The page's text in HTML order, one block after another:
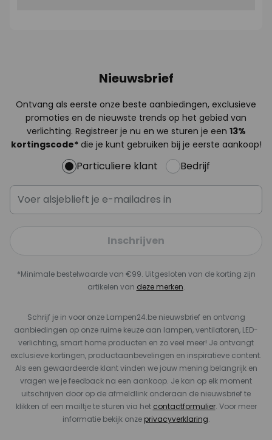
Nieuwsbrief
Ontvang als eerste onze beste aanbiedingen, exclusieve
promoties en de nieuwste trends op het gebied van
verlichting. Registreer je nu en we sturen je een 13%
kortingscode*die je kunt gebruiken bij je eerste aankoop!
Particuliere klant Bedrijf
Inschrijven
*Minimale bestelwaarde van €99. Uitgesloten van de korting zijn
artikelen van deze merken.
Schrijf je in voor onze Lampen24.be nieuwsbrief en ontvang
aanbiedingen op onze ruime keuze aan lampen, ventilatoren, LED-
verlichting, smart home producten en zo veel meer! Je ontvangt
exclusieve kortingen, productaanbevelingen en inspiratieve content.
Als een gewaardeerde klant vinden we jouw mening belangrijk en
vragen we je feedback na een aankoop. Je kan op elk moment
uitschrijven door op de afmeldlink onderaan de nieuwsbrief te
klikken of een mailtje te sturen via het contactformulier. Voor meer
informatie bekijk onze privacyverklaring.